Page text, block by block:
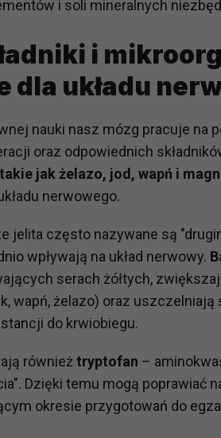
i soli mineralnych
i
dla układu
nauki nasz mózg pracuje na
oraz odpowiednich
jak żelazo, jod, wapń i
nerwowego.
jelita często nazywane są
wpływają na układ nerwowy.
serach żółtych,
wapń, żelazo) oraz
do krwiobiegu.
również tryptofan –
Dzięki temu mogą poprawiać
okresie przygotowań do
możemy przekazać dane?
z obowiązującym prawem Twoje
marketingowym,
prawa np. sądy lub organy
Pragniemy też wspomnieć, że na
parterów.
prawa w stosunku do Twoich
innymi prawo do żądania
tutaj.
podstawy prawne przetwarzania
przetwarzanie Twoich danych musi
prawną przetwarzania Twoich
ich i udoskonalania oraz
umowami są zazwyczaj regulaminy
dla pomiarów statystycznych i
Twoich danych w celach